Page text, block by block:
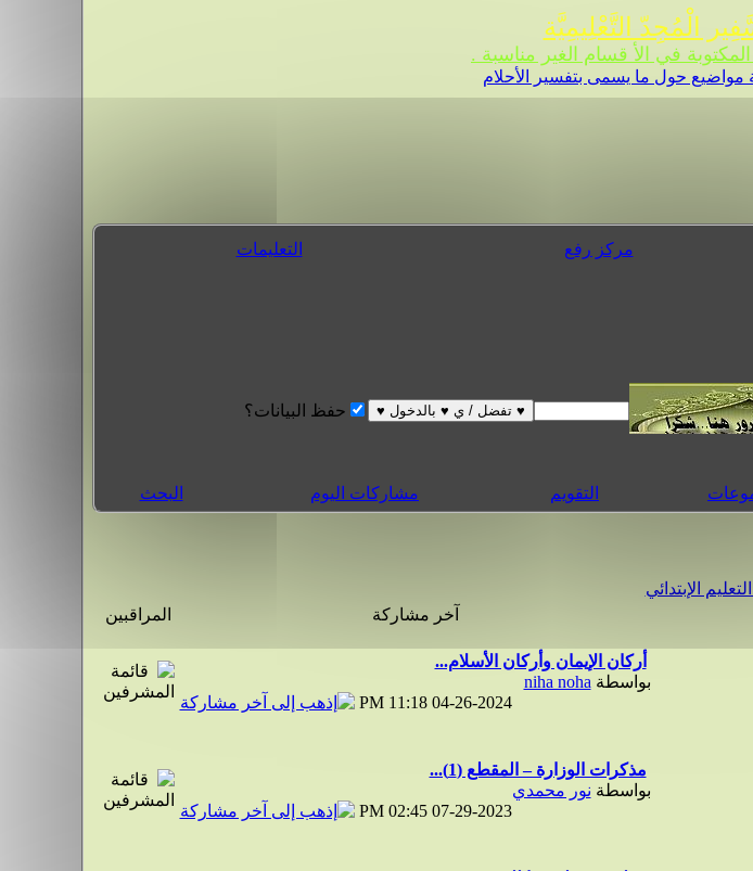
الْمُجِدّ التَّعْلِيمِيَّة
في الأ قسام الغير مناسبة .
مواضيع حول ما يسمى بتفسير الأحلام
مركز رفع التعليمات
حفظ البيانات؟
التقويم مشاركات اليوم البحث
الإبتدائي
آخر مشاركة
المراقبين
أركان الإيمان وأركان الأسلام...
بواسطة niha noha
04-26-2024
11:18 PM
مذكرات الوزارة – المقطع (1)...
بواسطة نور محمدي
07-29-2023
02:45 PM